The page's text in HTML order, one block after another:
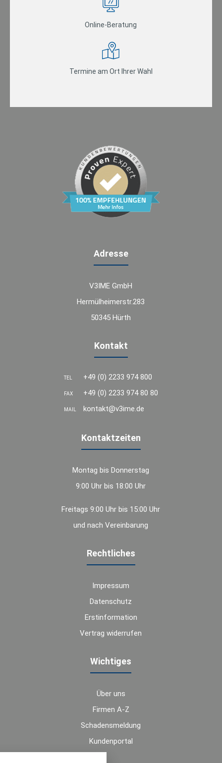
Online-Beratung
Termine am Ort Ihrer Wahl
Adresse
V3IME GmbH
Hermülheimerstr.283
50345 Hürth
Kontakt
TEL +49 (0) 2233 974 800
FAX +49 (0) 2233 974 80 80
MAIL kontakt@v3ime.de
Kontaktzeiten
Montag bis Donnerstag
9:00 Uhr bis 18:00 Uhr
Freitags 9:00 Uhr bis 15:00 Uhr
und nach Vereinbarung
Rechtliches
Impressum
Datenschutz
Erstinformation
Vertrag widerrufen
Wichtiges
Über uns
Firmen A-Z
Schadensmeldung
Kundenportal